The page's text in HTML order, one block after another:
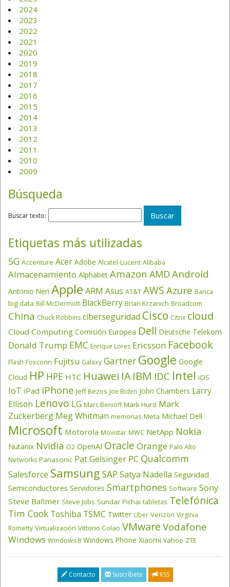
2024
2023
2022
2021
2020
2019
2018
2017
2016
2015
2014
2013
2012
2011
2010
2009
Búsqueda
Buscar texto:
Etiquetas más utilizadas
5G Accenture Acer Adobe Alcatel-Lucent Alibaba
Almacenamiento Alphabet Amazon AMD Android
Antonio Neri Apple ARM Asus AT&T AWSAzure Banca
big data Bill McDermott BlackBerry Brian Krzanich Broadcom
China Chuck Robbins ciberseguridad Cisco Citrix cloud
Cloud Computing Comisión Europea Dell Deutsche Telekom
Donald Trump EMC Enrique Lores Ericsson Facebook
Flash Foxconn Fujitsu Galaxy Gartner Google Google
Cloud HP HPE HTC Huawei IA IBM IDC Intel iOS
IoT iPad iPhone Jeff Bezos Joe Biden John Chambers Larry
Ellison Lenovo LG Marc Benioff Mark Hurd Mark
Zuckerberg Meg Whitman memorias Meta Michael Dell
Microsoft Motorola Movistar MWC NetApp Nokia
Nutanix Nvidia O2 OpenAI Oracle Orange Palo Alto
Networks Panasonic Pat Gelsinger PC Qualcomm
Salesforce Samsung SAP Satya Nadella Seguridad
Semiconductores Servidores Smartphones Software Sony
Steve Ballmer Steve Jobs Sundar Pichai tabletas Telefónica
Tim Cook Toshiba TSMC Twitter Uber Verizon Virginia
Rometty Virtualización Vittorio Colao VMwareVodafone
Windows Windows 8 Windows Phone Xiaomi Yahoo ZTE
Contacto Suscríbete RSS